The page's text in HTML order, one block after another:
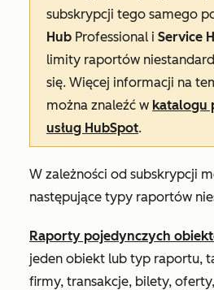
subskrypcji tego samego
Hub Professional i Service
limity raportów
się. Więcej informacji na
można znaleźć w katalogu
usług HubSpot.
W zależności od subskrypcji
następujące typy raportów
Raporty pojedynczych
jeden obiekt lub typ raportu,
firmy, transakcje, bilety,